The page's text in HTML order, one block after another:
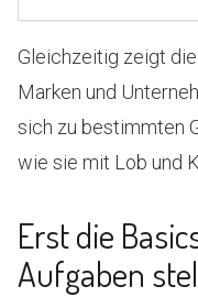
Gleichzeitig zeigt
Marken und
sich zu bestimmten
wie sie mit Lob und
Erst die
Aufgaben